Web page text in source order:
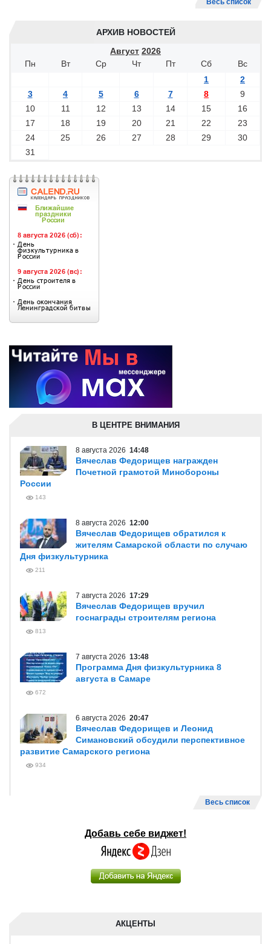
Весь список
АРХИВ НОВОСТЕЙ
Август 2026
Пн
Вт Ср Чт Пт Сб
Вс
1
2
3
4 5 6 7 8
9
10
11 12 13 14 15
16
17
18 19 20 21 22
23
24
25 26 27 28 29
30
31
В ЦЕНТРЕ ВНИМАНИЯ
8 августа 2026 14:48
Вячеслав Федорищев награжден
Почетной грамотой Минобороны
России
143
8 августа 2026 12:00
Вячеслав Федорищев обратился к
жителям Самарской области по случаю
Дня физкультурника
211
7 августа 2026 17:29
Вячеслав Федорищев вручил
госнаграды строителям региона
813
7 августа 2026 13:48
Программа Дня физкультурника 8
августа в Самаре
672
6 августа 2026 20:47
Вячеслав Федорищев и Леонид
Симановский обсудили перспективное
развитие Самарского региона
934
Весь список
Добавь себе виджет!
АКЦЕНТЫ